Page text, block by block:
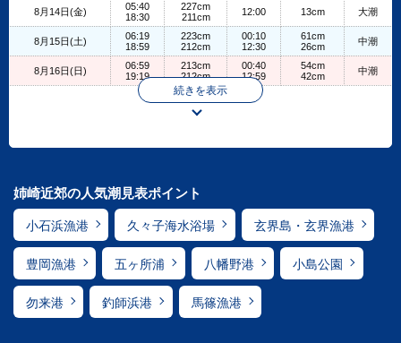
8月14日(金)
05:40
18:30
227cm
211cm
12:00 13cm 大潮
8月15日(土)
06:19
18:59
223cm
212cm
00:10
12:30
61cm
26cm
中潮
8月16日(日)
06:59
19:19
213cm
212cm
00:40
12:59
54cm
42cm
中潮
続きを表示
姉崎近郊の人気潮見表ポイント
小石浜漁港 久々子海水浴場 玄界島・玄界漁港
豊岡漁港 五ヶ所浦 八幡野港 小島公園
勿来港 釣師浜港 馬篠漁港